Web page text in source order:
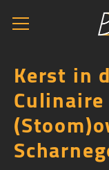
Kerst in